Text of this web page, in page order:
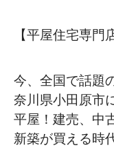
【平屋住宅専門
今、全国で話題
奈川県小田原市
平屋！建売、中
新築が買える時